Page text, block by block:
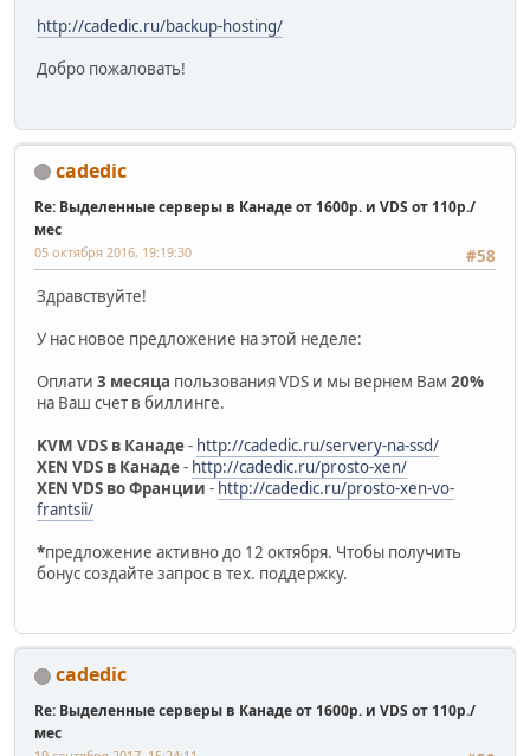
http://cadedic.ru/backup-hosting/
Добро пожаловать!
cadedic
Re: Выделенные серверы в Канаде от 1600р. и VDS от 110р./
мес
#58
05 октября 2016, 19:19:30
Здравствуйте!
У нас новое предложение на этой неделе:
Оплати 3 месяца пользования VDS и мы вернем Вам 20%
на Ваш счет в биллинге.
KVM VDS в Канаде- http://cadedic.ru/servery-na-ssd/
XEN VDS в Канаде- http://cadedic.ru/prosto-xen/
XEN VDS во Франции - http://cadedic.ru/prosto-xen-vo-
frantsii/
*предложение активно до 12 октября. Чтобы получить
бонус создайте запрос в тех. поддержку.
cadedic
Re: Выделенные серверы в Канаде от 1600р. и VDS от 110р./
мес